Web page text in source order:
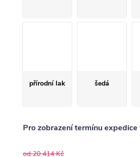
přírodní lak šedá
Pro zobrazení termínu
od 20 414 Kč